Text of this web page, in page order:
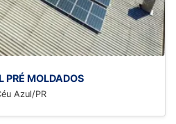
PRÉ MOLDADOS
Azul/PR